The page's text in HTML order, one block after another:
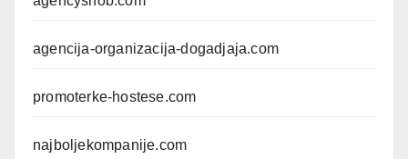
agencija-organizacija-dogadjaja.com
promoterke-hostese.com
najboljekompanije.com